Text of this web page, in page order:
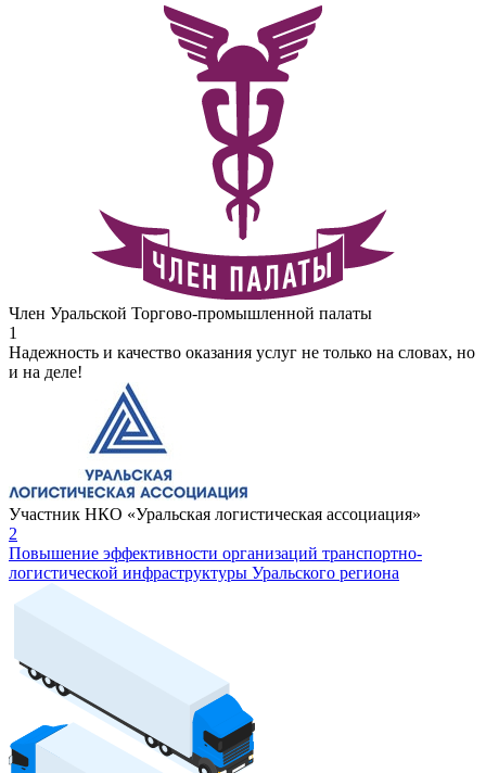
Член Уральской Торгово-промышленной палаты
1
Надежность и качество оказания услуг не только на словах, но
и на деле!
Участник НКО «Уральская логистическая ассоциация»
2
Повышение эффективности организаций транспортно-
логистической инфраструктуры Уральского региона